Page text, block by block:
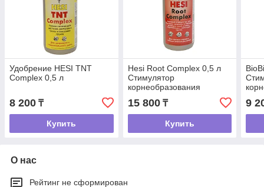
Удобрение HESI TNT
Complex 0,5 л
8 200 ₸
Купить
Hesi Root Complex 0,5 л
Стимулятор
корнеобразования
15 800₸
Купить
9
О нас
Рейтинг не сформирован